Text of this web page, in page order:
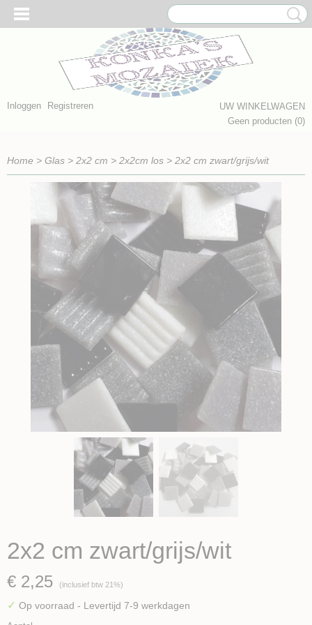
Inloggen Registreren
UW WINKELWAGEN
Geen producten (0)
Home > Glas > 2x2 cm > 2x2cm los > 2x2 cm zwart/grijs/wit
2x2 cm zwart/grijs/wit
€ 2,25 (inclusief btw 21%)
✓ Op voorraad - Levertijd 7-9 werkdagen